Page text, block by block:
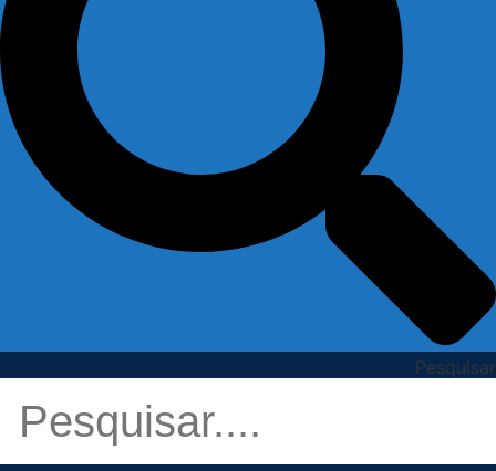
Pesquisar